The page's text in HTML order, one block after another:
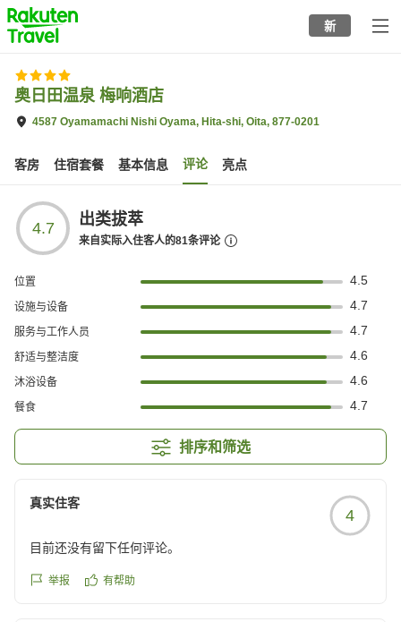
to
top
page
新
奥日田温泉 梅响酒店
4587 Oyamamachi Nishi Oyama, Hita-shi, Oita, 877-0201
客房 住宿套餐 基本信息 评论 亮点
4.7 出类拔萃
来自实际入住客人的81条评论
位置 4.5
设施与设备 4.7
服务与工作人员 4.7
舒适与整洁度 4.6
沐浴设备 4.6
餐食 4.7
排序和筛选
真实住客
4
目前还没有留下任何评论。
举报 有帮助